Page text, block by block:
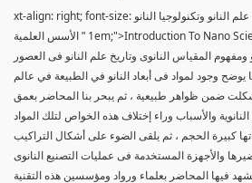
وتكنولوجيا النانو xt-align: right; font-size:
1em;">Introduction To Nano " الأسس العلمية
ومفهوم المقياس النانوى وتاريخ علم النانو فى العصور
يوضح وجود لمواد فى أبعاد النانو في الطبيعة في عالم
ضمن ظواهر طبيعية ، ثم يبحر بنا المحاضر بعمق
والأسباب وراء إختلاف هذه الخواص لتلك المواد
كبيرة الحجم ، ثم يلقى الضوء على أشكال التراكيب
والأجهزة المستخدمة فى عمليات التصنيع النانوى
فيها المحاضر بعلماء ورواد ومؤسسين هذه التقنية